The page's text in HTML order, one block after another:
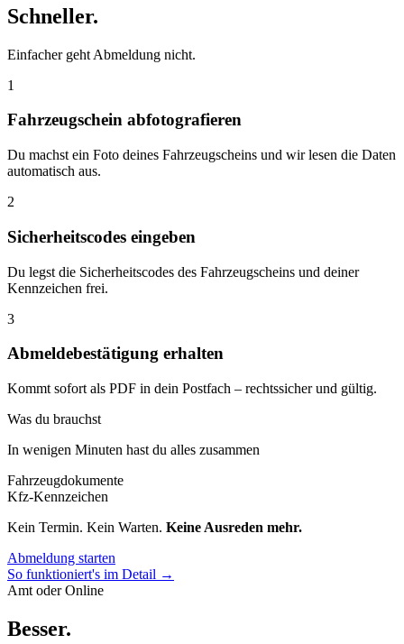
Schneller.
Einfacher geht Abmeldung nicht.
1
Fahrzeugschein abfotografieren
Du machst ein Foto deines Fahrzeugscheins und wir lesen die Daten
automatisch aus.
2
Sicherheitscodes eingeben
Du legst die Sicherheitscodes des Fahrzeugscheins und deiner
Kennzeichen frei.
3
Abmeldebestätigung erhalten
Kommt sofort als PDF in dein Postfach – rechtssicher und gültig.
Was du brauchst
In wenigen Minuten hast du alles zusammen
Fahrzeugdokumente
Kfz-Kennzeichen
Kein Termin. Kein Warten. Keine Ausreden mehr.
Abmeldung starten
So funktioniert's im Detail →
Amt oder Online
Besser.